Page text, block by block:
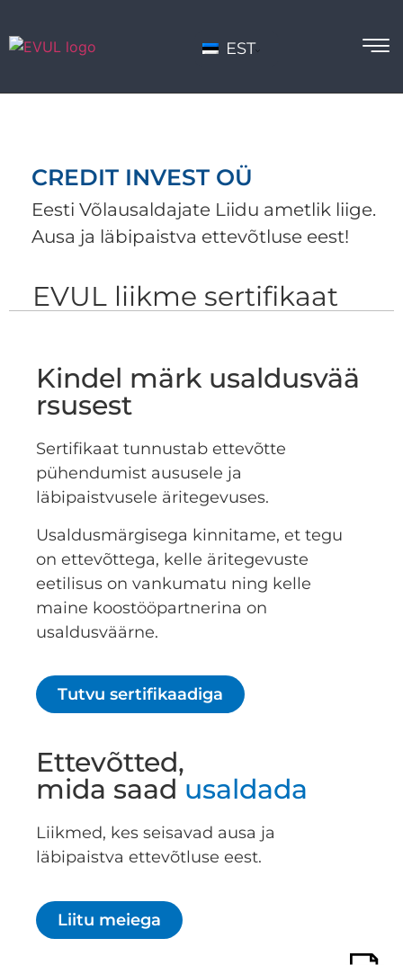
EST
CREDIT INVEST OÜ
Eesti Võlausaldajate Liidu ametlik liige.
Ausa ja läbipaistva ettevõtluse eest!
EVUL liikme sertifikaat
Kindel märk usaldusvää
rsusest
Sertifikaat tunnustab ettevõtte
pühendumist aususele ja
läbipaistvusele äritegevuses.
Usaldusmärgisega kinnitame, et tegu
on ettevõttega, kelle äritegevuste
eetilisus on vankumatu ning kelle
maine koostööpartnerina on
usaldusväärne.
Tutvu sertifikaadiga
Ettevõtted,
mida saad usaldada
Liikmed, kes seisavad ausa ja
läbipaistva ettevõtluse eest.
Liitu meiega